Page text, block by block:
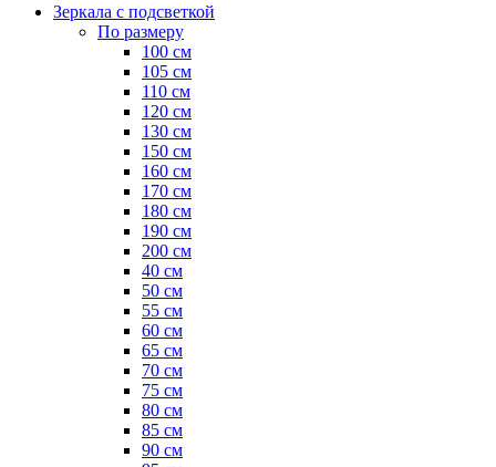
Зеркала с подсветкой
По размеру
100 см
105 см
110 см
120 см
130 см
150 см
160 см
170 см
180 см
190 см
200 см
40 см
50 см
55 см
60 см
65 см
70 см
75 см
80 см
85 см
90 см